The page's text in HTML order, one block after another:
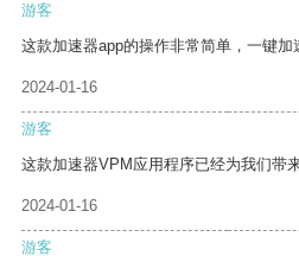
游客
这款加速器app的操作非常简单，一键加
2024-01-16
游客
这款加速器VPM应用程序已经为我们带
2024-01-16
游客